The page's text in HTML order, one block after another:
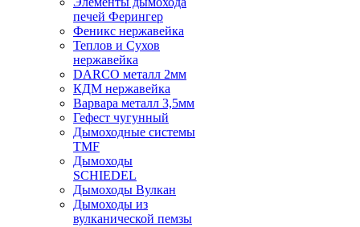
печей Ферингер
Феникс нержавейка
Теплов и Сухов
нержавейка
DARCO металл 2мм
КДМ нержавейка
Варвара металл 3,5мм
Гефест чугунный
Дымоходные системы
TMF
Дымоходы
SCHIEDEL
Дымоходы Вулкан
Дымоходы из
вулканической пемзы